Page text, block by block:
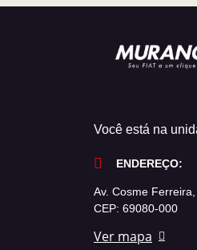
Você está na
ENDEREÇO:
Av. Cosme
CEP: 69080-000
Ver mapa